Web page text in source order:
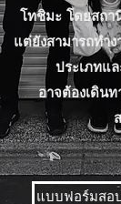
โทชิมะ โดยสถา
แต่ยังสามารถทำ
ประเภทแ
อาจต้องเดิน
แบบฟอร์มสอ